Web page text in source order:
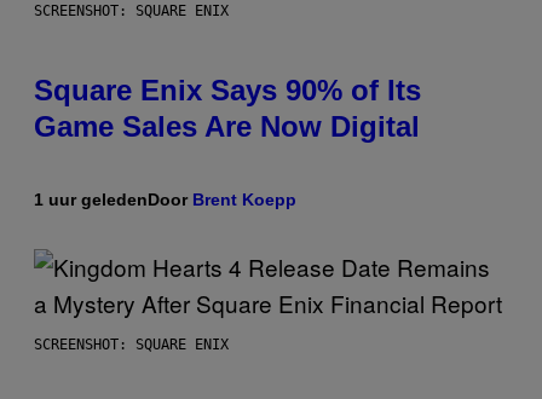
SCREENSHOT: SQUARE ENIX
Square Enix Says 90% of Its
Game Sales Are Now Digital
1 uur geledenDoor Brent Koepp
SCREENSHOT: SQUARE ENIX